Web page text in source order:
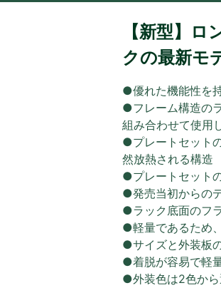
【新型】
クの最新モ
●優れた機能性を
●フレーム構造の
組み合わせて使用
●プレートセット
然放熱される構造
●プレートセット
●発売当初からの
●ラック底面のフ
●軽量であるため
●サイズと外装板
●着脱が容易で軽
●外装色は2色か